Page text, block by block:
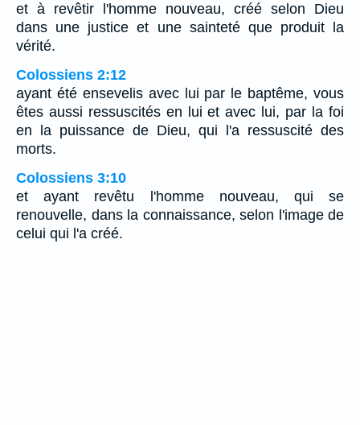
et à revêtir l'homme nouveau, créé selon Dieu
dans une justice et une sainteté que produit la
vérité.
Colossiens 2:12
ayant été ensevelis avec lui par le baptême, vous
êtes aussi ressuscités en lui et avec lui, par la foi
en la puissance de Dieu, qui l'a ressuscité des
morts.
Colossiens 3:10
et ayant revêtu l'homme nouveau, qui se
renouvelle, dans la connaissance, selon l'image de
celui qui l'a créé.